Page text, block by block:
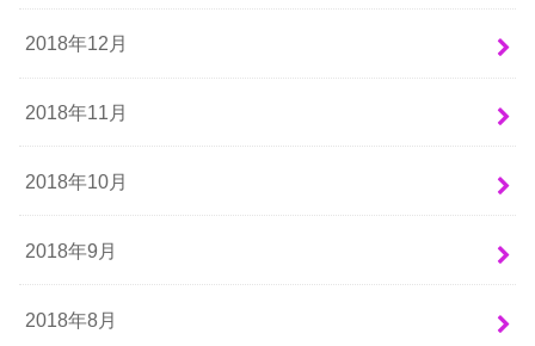
2018年12月
2018年11月
2018年10月
2018年9月
2018年8月